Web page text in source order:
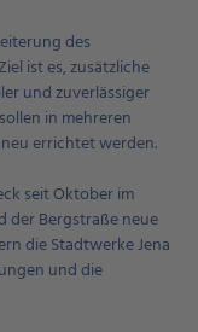
des
ist es, zusätzliche
und zuverlässiger
in mehreren
errichtet werden.
seit Oktober im
der Bergstraße neue
die Stadtwerke Jena
und die